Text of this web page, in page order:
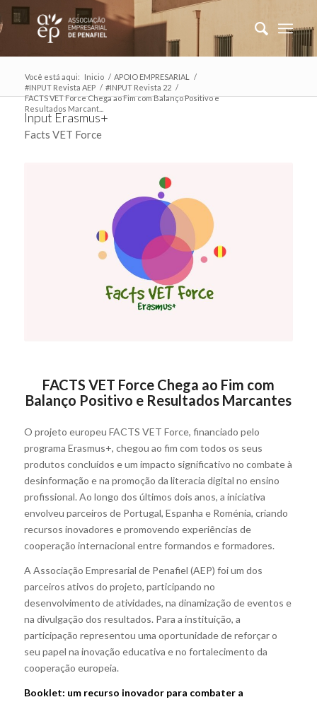
Você está aqui: Inicio / APOIO EMPRESARIAL
/
#INPUT Revista AEP / #INPUT Revista 22 /
FACTS VET Force Chega ao Fim com Balanço Positivo e
Resultados Marcant...
Input Erasmus+
Facts VET Force
FACTS VET Force Chega ao Fim com
Balanço Positivo e Resultados Marcantes
O projeto europeu FACTS VET Force, financiado pelo
programa Erasmus+, chegou ao fim com todos os seus
produtos concluídos e um impacto significativo no combate à
desinformação e na promoção da literacia digital no ensino
profissional. Ao longo dos últimos dois anos, a iniciativa
envolveu parceiros de Portugal, Espanha e Roménia, criando
recursos inovadores e promovendo experiências de
cooperação internacional entre formandos e formadores.
A Associação Empresarial de Penafiel (AEP) foi um dos
parceiros ativos do projeto, participando no
desenvolvimento de atividades, na dinamização de eventos e
na divulgação dos resultados. Para a instituição, a
participação representou uma oportunidade de reforçar o
seu papel na inovação educativa e no fortalecimento da
cooperação europeia.
Booklet: um recurso inovador para combater a